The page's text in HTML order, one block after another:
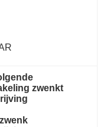
zwenkt